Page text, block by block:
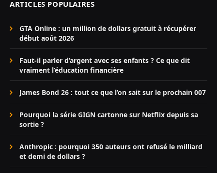
ARTICLES POPULAIRES
GTA Online : un million de dollars gratuit à récupérer
début août 2026
Faut-il parler d’argent avec ses enfants ? Ce que dit
vraiment l’éducation financière
James Bond 26 : tout ce que l’on sait sur le prochain 007
Pourquoi la série GIGN cartonne sur Netflix depuis sa
sortie ?
Anthropic : pourquoi 350 auteurs ont refusé le milliard
et demi de dollars ?